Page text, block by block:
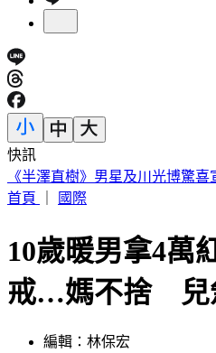
快訊
台中今晚送肉粽！恰逢王功漁
煞路線
10歲暖男拿4萬
戒…媽不捨 兒